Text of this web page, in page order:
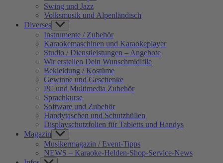
Swing und Jazz
Volksmusik und Alpenländisch
Diverses Show
sub
menu
Instrumente / Zubehör
Karaokemaschinen und Karaokeplayer
Studio / Dienstleistungen – Angebote
Wir erstellen Dein Wunschmidifile
Bekleidung / Kostüme
Gewinne und Geschenke
PC und Multimedia Zubehör
Sprachkurse
Software und Zubehör
Handytaschen und Schutzhüllen
Displayschutzfolien für Tabletts und Handys
Magazin Show
sub
menu
Musikermagazin / Event-Tipps
NEWS – Karaoke-Helden-Shop-Service-News